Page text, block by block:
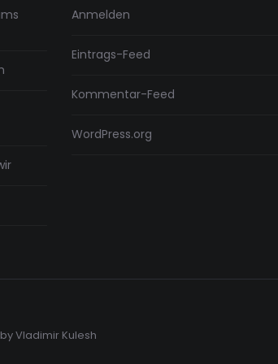
Anmelden
Eintrags-Feed
Kommentar-Feed
WordPress.org
Vladimir Kulesh